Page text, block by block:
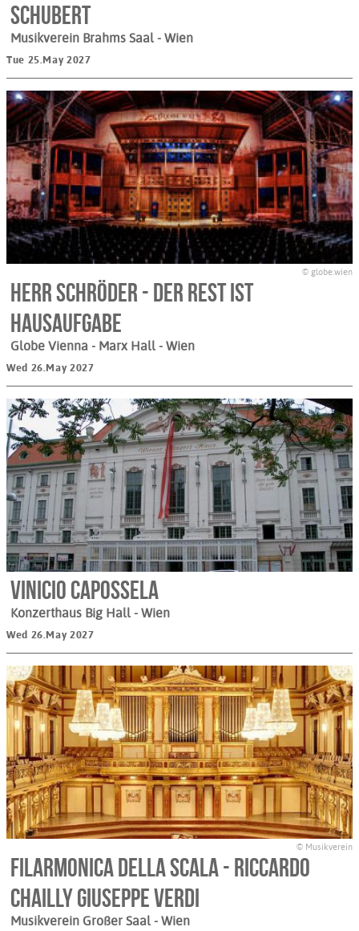
Schubert
Musikverein Brahms Saal - Wien
Tue 25.May 2027
© globe.wien
Herr Schröder - Der Rest ist
Hausaufgabe
Globe Vienna - Marx Hall - Wien
Wed 26.May 2027
Vinicio Capossela
Konzerthaus Big Hall - Wien
Wed 26.May 2027
© Musikverein
Filarmonica della Scala - Riccardo
Chailly Giuseppe Verdi
Musikverein Großer Saal - Wien